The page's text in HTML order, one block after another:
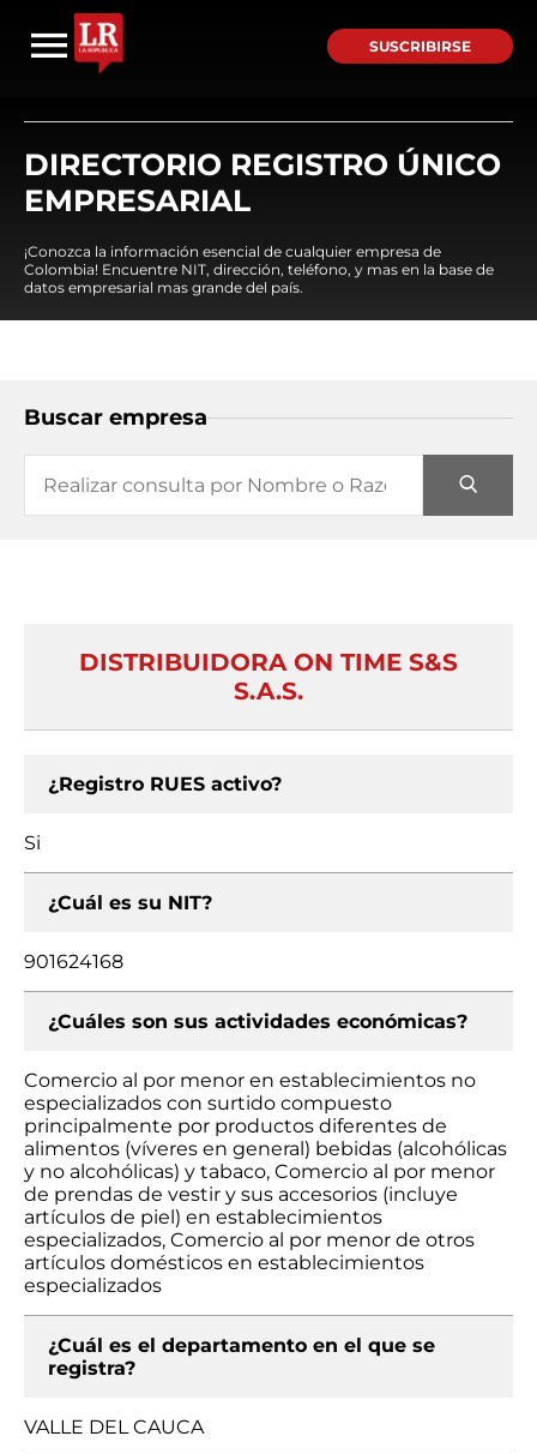
SUSCRIBIRSE
DIRECTORIO REGISTRO ÚNICO
EMPRESARIAL
¡Conozca la información esencial de cualquier empresa de
Colombia! Encuentre NIT, dirección, teléfono, y mas en la base de
datos empresarial mas grande del país.
Buscar empresa
DISTRIBUIDORA ON TIME S&S
S.A.S.
¿Registro RUES activo?
Si
¿Cuál es su NIT?
901624168
¿Cuáles son sus actividades económicas?
Comercio al por menor en establecimientos no
especializados con surtido compuesto
principalmente por productos diferentes de
alimentos (víveres en general) bebidas (alcohólicas
y no alcohólicas) y tabaco, Comercio al por menor
de prendas de vestir y sus accesorios (incluye
artículos de piel) en establecimientos
especializados, Comercio al por menor de otros
artículos domésticos en establecimientos
especializados
¿Cuál es el departamento en el que se
registra?
VALLE DEL CAUCA